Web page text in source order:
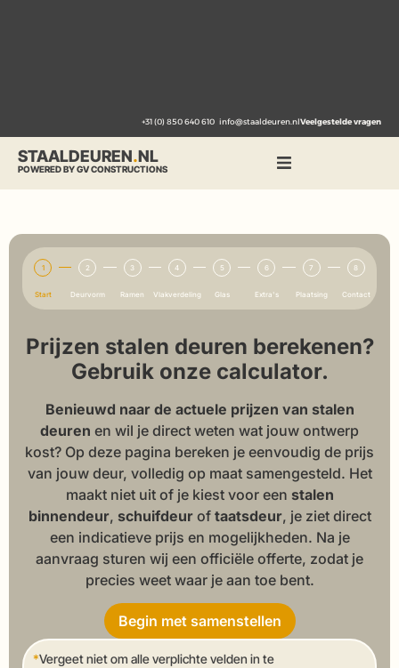
+31 (0) 850 640 610 info@staaldeuren.nlVeelgestelde vragen
STAALDEUREN.NL
POWERED BY GV CONSTRUCTIONS
1
Start
2
Deurvorm
3
Ramen
4
Vlakverdeling
5
Glas
6
Extra's
7
Plaatsing
8
Contact
Prijzen stalen deuren berekenen?
Gebruik onze calculator.
Benieuwd naar de actuele prijzen van stalen
deuren en wil je direct weten wat jouw ontwerp
kost? Op deze pagina bereken je eenvoudig de prijs
van jouw deur, volledig op maat samengesteld. Het
maakt niet uit of je kiest voor een stalen
binnendeur, schuifdeurof taatsdeur, je ziet direct
een indicatieve prijs en mogelijkheden. Na je
aanvraag sturen wij een officiële offerte, zodat je
precies weet waar je aan toe bent.
Begin met samenstellen
*Vergeet niet om alle verplichte velden in te